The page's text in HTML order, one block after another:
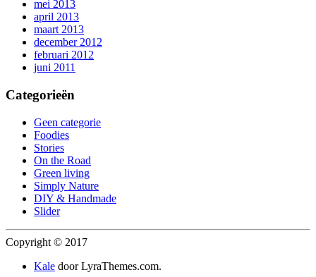
mei 2013
april 2013
maart 2013
december 2012
februari 2012
juni 2011
Categorieën
Geen categorie
Foodies
Stories
On the Road
Green living
Simply Nature
DIY & Handmade
Slider
Copyright © 2017
Kale door LyraThemes.com.